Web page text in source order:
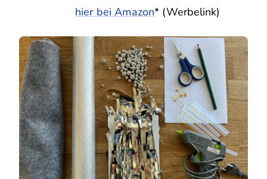
hier bei Amazon* (Werbelink)